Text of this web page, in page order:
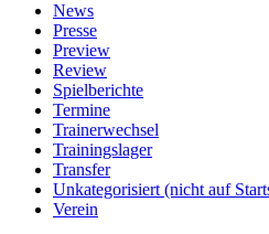
News
Presse
Preview
Review
Spielberichte
Termine
Trainerwechsel
Trainingslager
Transfer
Unkategorisiert (nicht auf
Verein